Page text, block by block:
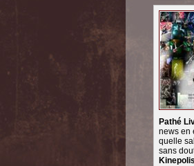
Pathé
news en
quelle
sans
Kinepolis